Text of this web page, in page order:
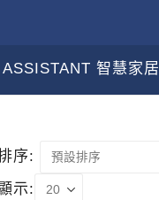
智慧家居
序:
示: